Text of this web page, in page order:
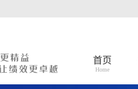
首页
Home